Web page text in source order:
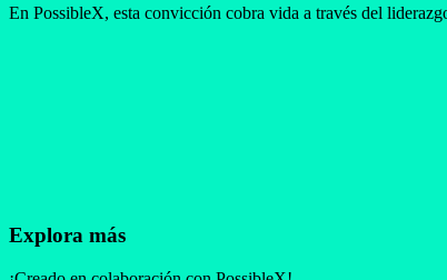
En PossibleX, esta convicción cobra vida a través del
Explora más